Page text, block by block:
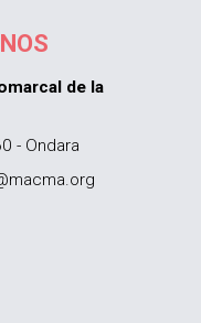
de la
- Ondara